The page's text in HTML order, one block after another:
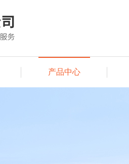
产品中心